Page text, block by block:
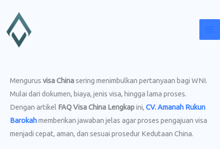
konten
Mengurus visa Chinasering menimbulkan pertanyaan bagi WNI.
Mulai dari dokumen, biaya, jenis visa, hingga lama proses.
Dengan artikel FAQ Visa China Lengkapini, CV. Amanah Rukun
Barokahmemberikan jawaban jelas agar proses pengajuan visa
menjadi cepat, aman, dan sesuai prosedur Kedutaan China.